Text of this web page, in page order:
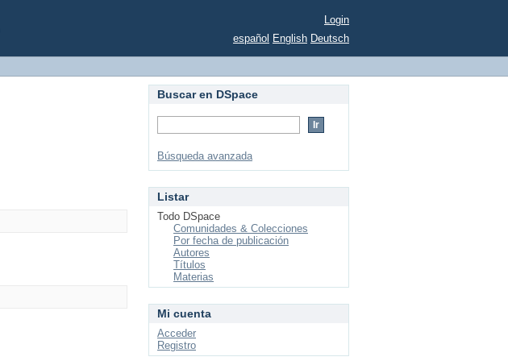
Login
español English Deutsch
Buscar en DSpace
Búsqueda avanzada
Listar
Todo DSpace
Comunidades & Colecciones
Por fecha de publicación
Autores
Títulos
Materias
Mi cuenta
Acceder
Registro